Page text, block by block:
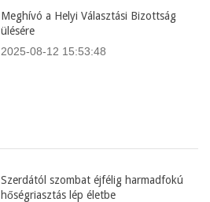
Meghívó a Helyi Választási Bizottság
ülésére
2025-08-12 15:53:48
Szerdától szombat éjfélig harmadfokú
hőségriasztás lép életbe